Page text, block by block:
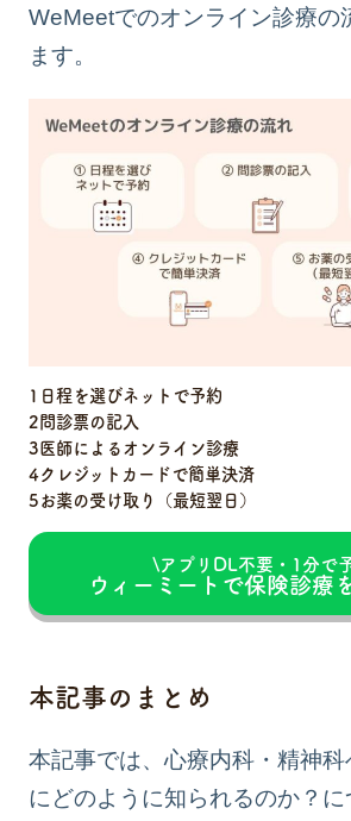
WeMeetでのオンライン診療の
ます。
日程を選びネットで予約
問診票の記入
医師によるオンライン診療
クレジットカードで簡単決済
お薬の受け取り（最短翌日）
\アプリDL不要・1分で
ウィーミートで保険診療
本記事のまとめ
本記事では、心療内科・精神
にどのように知られるのか？に